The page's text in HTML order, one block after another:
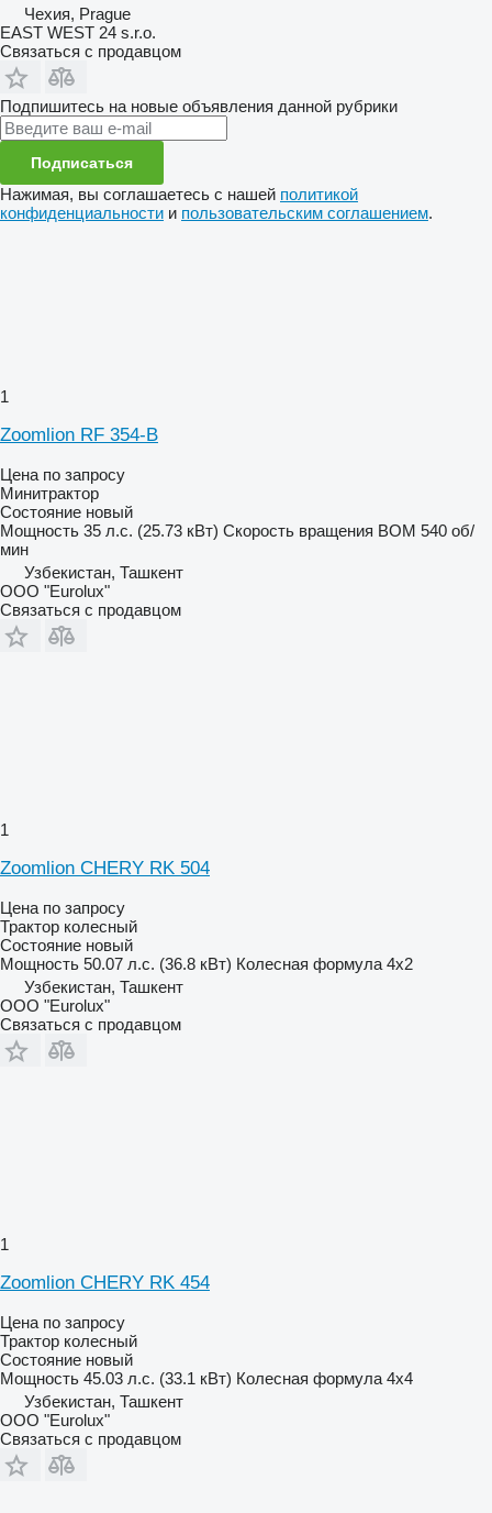
Чехия, Prague
EAST WEST 24 s.r.o.
Связаться с продавцом
Подпишитесь на новые объявления данной рубрики
Подписаться
Нажимая, вы соглашаетесь с нашей политикой
конфиденциальности и пользовательским соглашением.
1
Zoomlion RF 354-B
Цена по запросу
Минитрактор
Состояние новый
Мощность 35 л.с. (25.73 кВт) Скорость вращения ВОМ 540 об/
мин
Узбекистан, Ташкент
ООО "Eurolux"
Связаться с продавцом
1
Zoomlion CHERY RK 504
Цена по запросу
Трактор колесный
Состояние новый
Мощность 50.07 л.с. (36.8 кВт) Колесная формула 4x2
Узбекистан, Ташкент
ООО "Eurolux"
Связаться с продавцом
1
Zoomlion CHERY RK 454
Цена по запросу
Трактор колесный
Состояние новый
Мощность 45.03 л.с. (33.1 кВт) Колесная формула 4x4
Узбекистан, Ташкент
ООО "Eurolux"
Связаться с продавцом